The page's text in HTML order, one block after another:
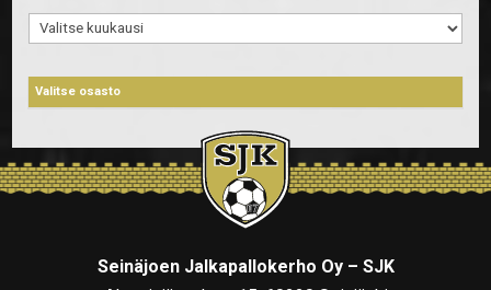
Arkistot
Seinäjoen Jalkapallokerho Oy – SJK